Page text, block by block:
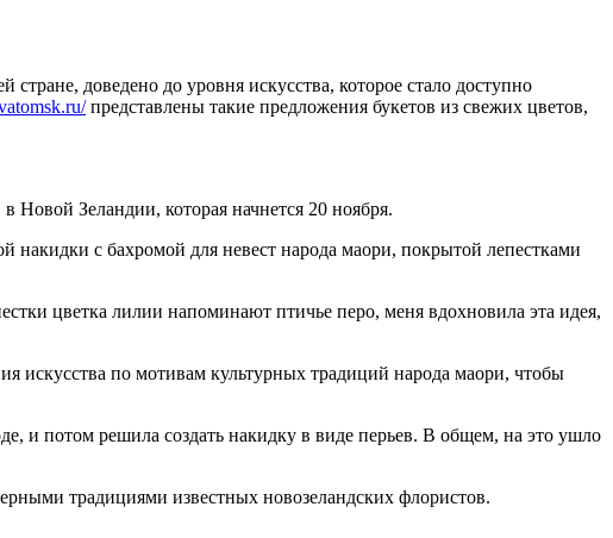
доведено до уровня искусства, которое стало доступно
представлены такие предложения букетов из свежих цветов,
Новой Зеландии, которая начнется 20 ноября.
с бахромой для невест народа маори, покрытой лепестками
цветка лилии напоминают птичье перо, меня вдохновила эта идея,
искусства по мотивам культурных традиций народа маори, чтобы
и потом решила создать накидку в виде перьев. В общем, на это ушло
традициями известных новозеландских флористов.